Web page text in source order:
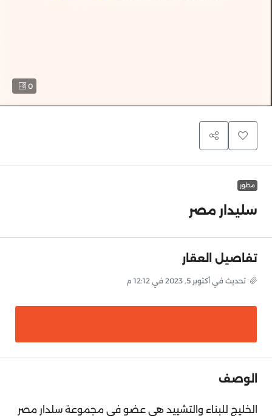
0
مطور
سليدار مصر
تفاصيل العقار
تحديث في أكتوبر 5, 2023 في 12:12 م
الوصف
الخليج للبناء والتشييد هي عضو في مجموعة سلدار مصر